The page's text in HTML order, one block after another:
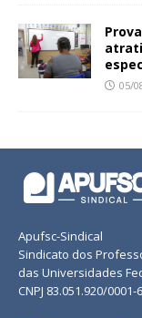
05/
Apufsc-Sindical
Sindicato dos
das Universidades
CNPJ 83.051.920/0001-